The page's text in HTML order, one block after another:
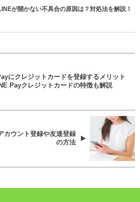
が開かない不具合の原因は？対処法を解説！
にクレジットカードを登録するメリット
Payクレジットカードの特徴も解説
カウント登録や友達登録
の方法